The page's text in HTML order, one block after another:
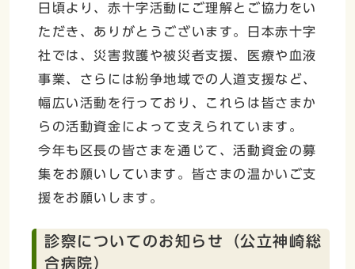
日頃より、赤十字活動にご理解とご協力をい
ただき、ありがとうございます。日本赤十字
社では、災害救護や被災者支援、医療や血液
事業、さらには紛争地域での人道支援など、
幅広い活動を行っており、これらは皆さまか
らの活動資金によって支えられています。
今年も区長の皆さまを通じて、活動資金の募
集をお願いしています。皆さまの温かいご支
援をお願いします。
診察についてのお知らせ（公立神崎総
合病院）